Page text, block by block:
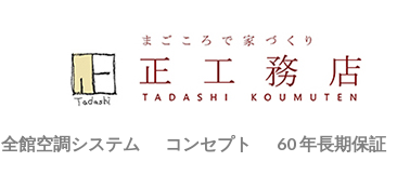
全館空調システム コンセプト 60 年長期保証